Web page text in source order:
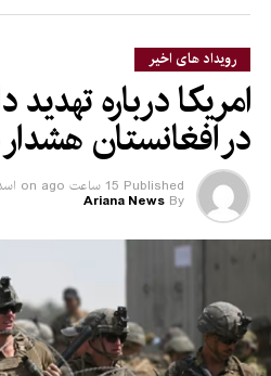
رویداد های اخیر
امریکا درباره
در افغانستان هشدار
Published 15 ساعت ago on اسد ۱۵,
By
Ariana News